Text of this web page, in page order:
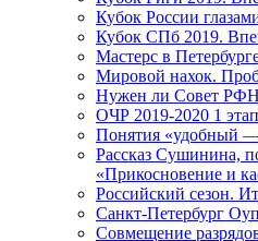
Кубок России
Кубок СПб 2019.
Мастерс в
Мировой нахок.
Нужен ли Совет
ОЧР 2019-2020 1
Понятия «удобный
Рассказ Сушинина,
«Прикосновение и
Российский сезон.
Санкт-Петербург
Совмещение